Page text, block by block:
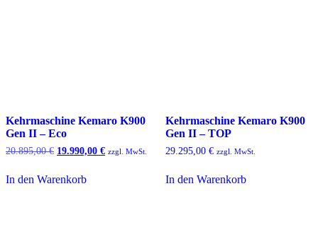
Kehrmaschine Kemaro K900
Gen II – Eco
20.895,00€ Ursprünglicher
war:
20.895,00 €
19.990,00 €Aktueller
zzgl. MwSt.
In den Warenkorb
Kehrmaschine Kemaro K900
Gen II – TOP
29.295,00 € zzgl. MwSt.
In den Warenkorb